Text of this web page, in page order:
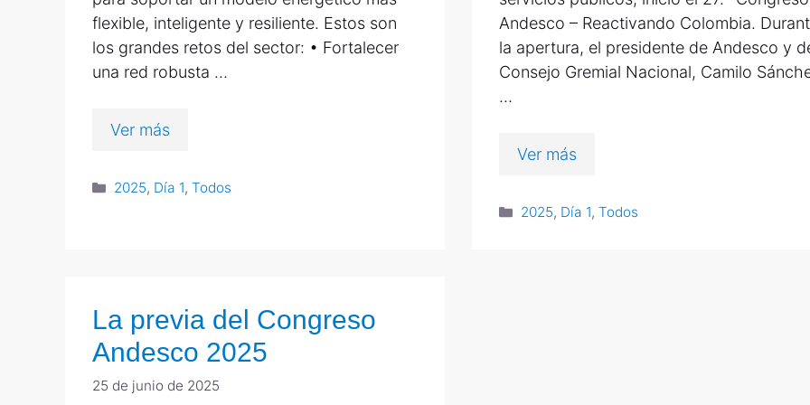
flexible, inteligente y resiliente. Estos son
los grandes retos del sector: • Fortalecer
una red robusta …
Ver más
2025, Día 1,Todos
Andesco – Reactivando Colombia.
la apertura, el presidente de Andesco y
Consejo Gremial Nacional, Camilo
…
Ver más
2025, Día 1,Todos
La previa del Congreso
Andesco 2025
25 de junio de 2025